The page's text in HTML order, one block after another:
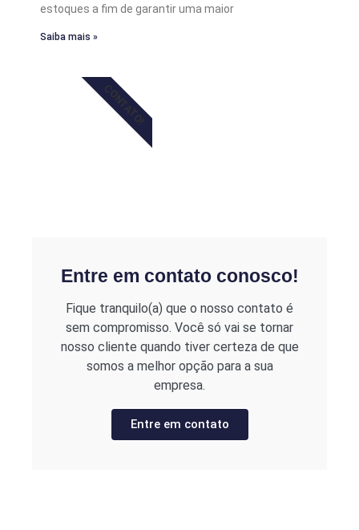
estoques a fim de garantir uma maior
Saiba mais »
Entre em contato conosco!
Fique tranquilo(a) que o nosso contato é
sem compromisso. Você só vai se tornar
nosso cliente quando tiver certeza de que
somos a melhor opção para a sua
empresa.
Entre em contato
CONTATO!